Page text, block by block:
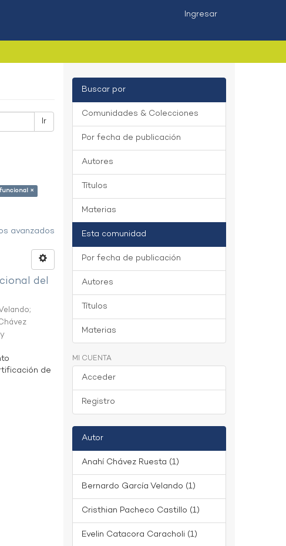
Ingresar
Ir
×
avanzados
del
;
de
Buscar por
Comunidades & Colecciones
Por fecha de publicación
Autores
Títulos
Materias
Esta comunidad
Por fecha de publicación
Autores
Títulos
Materias
MI CUENTA
Acceder
Registro
Autor
Anahí Chávez Ruesta (1)
Bernardo García Velando (1)
Cristhian Pacheco Castillo (1)
Evelin Catacora Caracholi (1)